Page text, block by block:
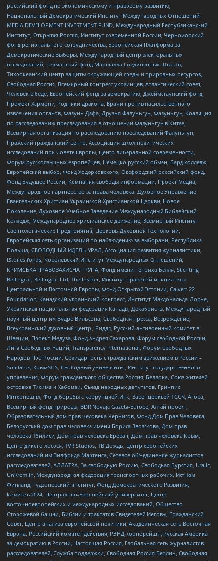
российский фонд по экономическому и правовому развитию,
Национальный Демократический Институт Международных Отношений,
MEDIA DEVELOPMENT INVESTMENT FUND, Международный Республиканский
Институт, Открытая Россия, Институт современной России, Черноморский
фонд регионального сотрудничества, Европейская Платформа за
Демократические Выборы, Международный центр электоральных
исследований, Германский фонд Маршалла Соединенных Штатов,
Тихоокеанский центр защиты окружающей среды и природных ресурсов,
Свободная Россия, Всемирный конгресс украинцев, Атлантический совет,
Человек в беде, Европейский фонд за демократию, Джеймстаунский фонд,
Прожект Хармони, Родники дракона, Врачи против насильственного
извлечения органов, Фалунь Дафа, Друзья Фалуньгун, Фалуньгун, Коалиция
по расследованию преследования в отношении Фалуньгун в Китае,
Всемирная организация по расследованию преследований Фалуньгун,
Пражский гражданский центр, Ассоциация школ политических
исследований при Совете Европы, Центр либеральной современности,
Форум русскоязычных европейцев, Немецко-русский обмен, Бард колледж,
Европейский выбор, Фонд Ходорковского, Оксфордский российский фонд,
Фонд Будущее России, Компания свободы информации, Проект Медиа,
Международное партнерство за права человека, Духовное Управление
Евангельских Христиан Украинской Христианской Церкви, Новое
Поколение, Духовное Учебное Заведение Международный Библейский
Колледж, Международное христианское движение, Всемирный Институт
Саентологических Предприятий, Церковь Духовной Технологии,
Европейская сеть организаций по наблюдению за выборами, Республика
Польша, СВОБОДНЫЙ ИДЕЛЬ-УРАЛ, Ассоциация развития журналистики,
IStories fonds, Королевский Институт Международных Отношений,
КРИМСЬКА ПРАВОЗАХИСНА ГРУПА, Фонд имени Генриха Бёлля, Stichting
Bellingcat, Bellingcat Ltd, The Insider, Институт правовой инициативы
Центральной и Восточной Европы, Фонд Открытой Эстонии, Calvert 22
Foundation, Канадский украинский конгресс, Институт Макдональда-Лорье,
Украинская национальная федерация Канады, Декабристы, Международный
научный центр им Вудро Вильсона, Свободная пресса, Возрождение,
Всеукраинский духовный центр , Риддл, Русский антивоенный комитет в
Швеции, Проект Медуза, Фонд Андрея Сахарова, Форум свободной России,
Лига Свободных Наций, Transparеncy International, Форум Свободных
Народов ПостРоссии, Солидарность с гражданским движением в России –
Solidarus, КрымSOS, Свободный университет, Институт государственного
управления, Форум гражданского общества Россия, Беллона, Союз жителей
островов Тисима и Хабомаи, Съезд народных депутатов, Гринпис
Интернешнл, Фонд борьбы с коррупцией Инк, Завет церквей TCCN, Агора,
Всемирный фонд природы, BDR Novaja Gazeta-Europe, Алтай проект,
Образовательный дом прав человека Чернигов, Фонд Дом Прав Человека,
Белорусский дом прав человека имени Бориса Звозскова, Дом прав
человека Тбилиси, Дом прав человека Ереван, Дом прав человека Крым,
Центр дикого лосося, TVR Studios, ТВ Дождь, Центр европейских
исследований им Вилфрида Мартенса, Сетевое объединение журналистов
расследователей, АЛЛАТРА, За свободную Россию, Свободная Бурятия, Uralic,
UnKremlin, Международная федерация транспортных рабочих, ИстЧам
Финланд, Гудзоновский институт, Фонд Демократического Развития,
Комитет-2024, Центрально-Европейский университет, Центр
восточноевропейских и международных исследований, Общество
Сторожевой башни, Библии и трактатов Свидетелей Иеговы, Гражданский
Совет, Центр анализа европейской политики, Академическая сеть Восточная
Европа, Российский комитет действия, РЭНД корпорейшн, Русская Америка
за демократию в России, Настоящая Россия, Глобальная сеть журналистов-
расследователей, Служба поддержки, Свободная Россия Берлин, Свободная